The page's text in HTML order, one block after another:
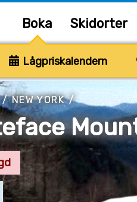
Boka Skidorter
Lågpriskalendern
NEW YORK/